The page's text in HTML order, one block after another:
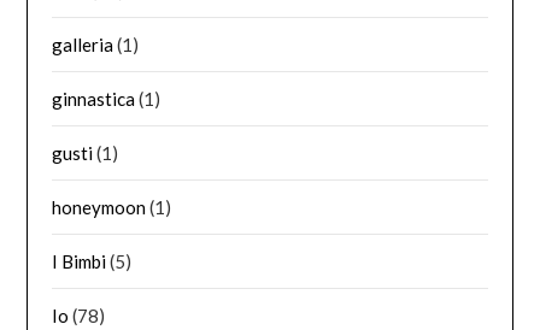
galleria(1)
ginnastica(1)
gusti(1)
honeymoon(1)
I Bimbi(5)
Io (78)